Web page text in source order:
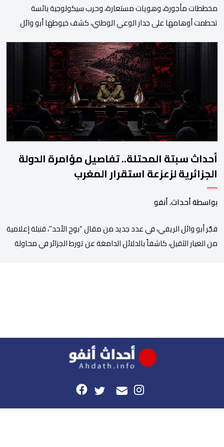
مخططات مأجورة، وهويات مستعارة، وحرب سيكولوجية بائسة
تحطمت أوهامها على جدار الوعي الوطني، كشف خيوطها أبو وائل
الأجهزة الأمنية المغربية لأحدث محاولات المخابرات العسكرية الجزائرية
استهداف امن المملكة واستقرارها. أكد أبو وائل الريفي أنه: “بعد
إجهاض مخططات الجارة التي تحركت سريعا عبر عملائها […]
أحداث سبتة المحتلة.. تفاصيل مؤامرة الدولة
الجزائرية لزعزعة استقرار المغرب
بواسطة أحداث. أنفو
فجَّر أبو وائل الريفي، في عدد جديد من مقال “بوح الأحد”، قنبلة إعلامية
من العيار الثقيل، كاشفاً بالدلائل الدامغة عن تورط الجزائر في محاولة